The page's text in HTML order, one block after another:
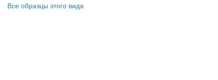
Все образцы этого вида